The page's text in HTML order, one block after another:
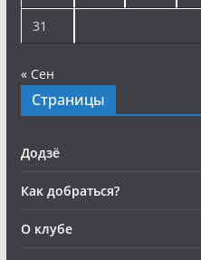
31
« Сен
Страницы
Додзё
Как добраться?
О клубе